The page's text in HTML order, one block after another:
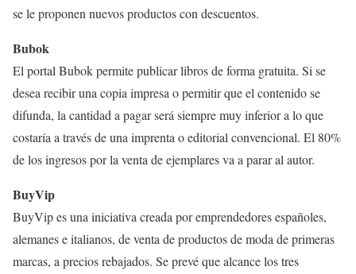
se le proponen nuevos productos con descuentos.
Bubok
El portal Bubok permite publicar libros de forma gratuita. Si se
desea recibir una copia impresa o permitir que el contenido se
difunda, la cantidad a pagar será siempre muy inferior a lo que
costaría a través de una imprenta o editorial convencional. El 80%
de los ingresos por la venta de ejemplares va a parar al autor.
BuyVip
BuyVip es una iniciativa creada por emprendedores españoles,
alemanes e italianos, de venta de productos de moda de primeras
marcas, a precios rebajados. Se prevé que alcance los tres